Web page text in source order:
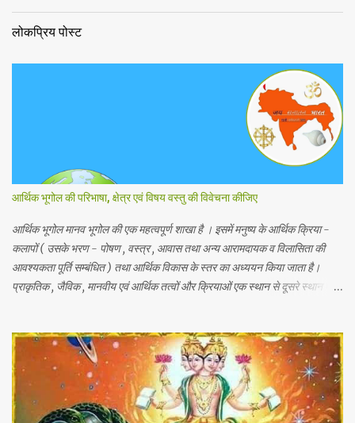
लोकप्रिय पोस्ट
आर्थिक भूगोल की परिभाषा, क्षेत्र एवं विषय वस्तु की विवेचना कीजिए
आर्थिक भूगोल मानव भूगोल की एक महत्वपूर्ण शाखा है । इसमें मनुष्य के आर्थिक क्रिया -
कलापों ( उसके भरण - पोषण , वस्त्र , आवास तथा अन्य आरामदायक व विलासिता की
आवश्यकता पूर्ति सम्बंधित ) तथा आर्थिक विकास के स्तर का अध्ययन किया जाता है।
प्राकृतिक , जैविक , मानवीय एवं आर्थिक तत्वों और क्रियाओं एक स्थान से दूसरे स्थान पर
विद्वानों ने निम्नलिखित प्रमुख परिभाषाएं दी है। 1.प्रो . ब्राउन के शब्दों में - आर्थिक भूगोल
की वह शाखा है जिसमें प्राकृतिक वातावरण ( जड़ और चेतन ) के मनुष्य की आर्थिक
क्रियाओं पर पड़ने वाले प्रभावों का अध्ययन होता है। 2. रूरबैक के शब्दों में - "आर्थिक
भूगोल एक क्षेत्र के आर्थिक जीवन क वर्णन है, जिसके अन्तर्गत भौगोलिक वातावरण के
नियंत्रण या प्रभाव को आर्थिक जन जीवन पर देखा जा सकें। " 3. आर. ई मरफी के